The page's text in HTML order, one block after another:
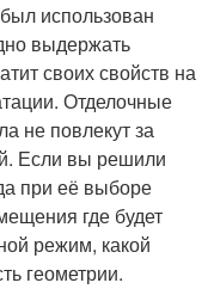
использован
выдержать
своих свойств на
Отделочные
не повлекут за
Если вы решили
при её выборе
где будет
режим, какой
геометрии.